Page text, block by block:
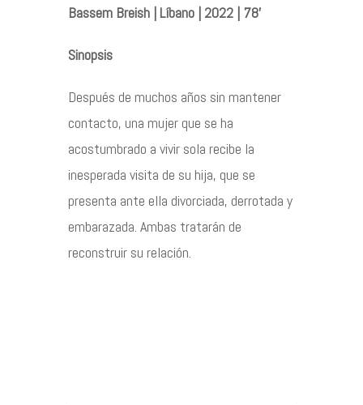
Bassem Breish | Líbano | 2022 | 78’
Sinopsis
Después de muchos años sin mantener
contacto, una mujer que se ha
acostumbrado a vivir sola recibe la
inesperada visita de su hija, que se
presenta ante ella divorciada, derrotada y
embarazada. Ambas tratarán de
reconstruir su relación.
©2026 COPYRIGHT FLOTHEMES